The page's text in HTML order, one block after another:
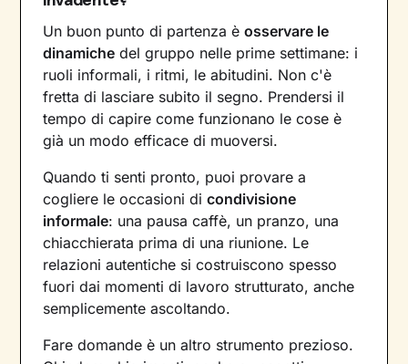
Un buon punto di partenza èosservare le
dinamiche del gruppo nelle prime settimane: i
ruoli informali, i ritmi, le abitudini. Non c'è
fretta di lasciare subito il segno. Prendersi il
tempo di capire come funzionano le cose è
già un modo efficace di muoversi.
Quando ti senti pronto, puoi provare a
cogliere le occasioni dicondivisione
informale: una pausa caffè, un pranzo, una
chiacchierata prima di una riunione. Le
relazioni autentiche si costruiscono spesso
fuori dai momenti di lavoro strutturato, anche
semplicemente ascoltando.
Fare domande è un altro strumento prezioso.